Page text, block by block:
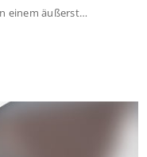
einem äußerst
Ausstattung, die
Ambiente